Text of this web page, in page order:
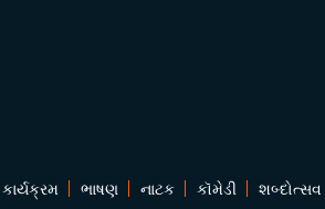
કાર્યક્રમ ભાષણ નાટક કૉમેડી શબ્દોત્સવ